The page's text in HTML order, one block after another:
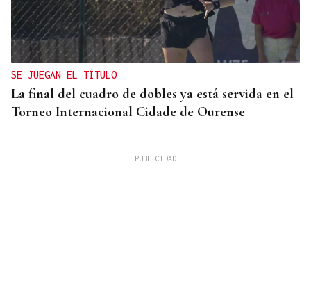
SE JUEGAN EL TÍTULO
La final del cuadro de dobles ya está servida en el
Torneo Internacional Cidade de Ourense